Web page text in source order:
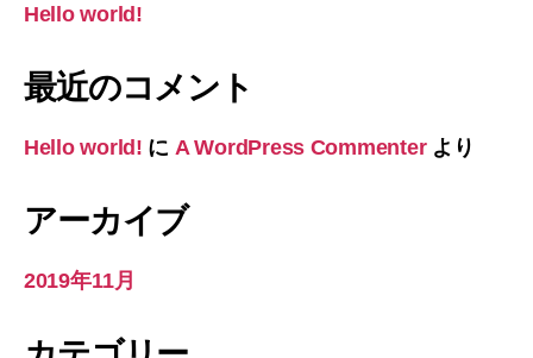
Hello world!
最近のコメント
Hello world! に A WordPress Commenterより
アーカイブ
2019年11月